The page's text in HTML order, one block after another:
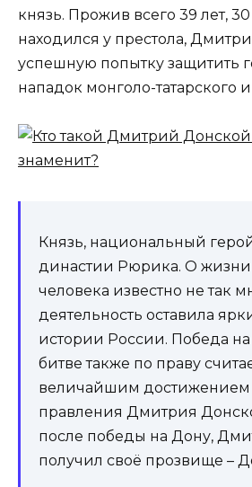
князь. Прожив всего 39 лет,
находился у престола,
успешную попытку защитить
нападок монголо-татарского
Князь, национальный
династии Рюрика. О жизни
человека известно не так
деятельность оставила
истории России. Победа
битве также по праву
величайшим достижением
правления Дмитрия
после победы на Дону,
получил своё прозвище –